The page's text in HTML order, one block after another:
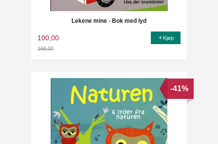
Lekene mine - Bok med lyd
100,00
169,00
Kjøp
-41%